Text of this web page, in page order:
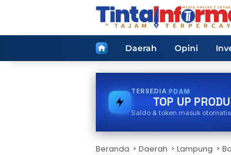
HomeDaerah Opini
TERSEDIA PULSA
TOP UP
Saldo & token masuk
Beranda Daerah Lampung